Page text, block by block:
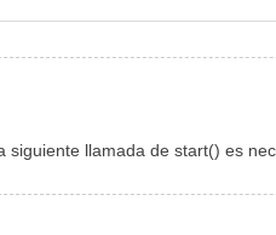
llamada de start() es